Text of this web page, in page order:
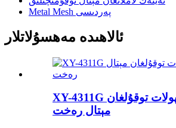
Metal Mesh پەردىسى
ئالاھىدە مەھسۇلاتلار
XY-4311G داتلاشماس پولات توقۇلغان
مېتال رەخت